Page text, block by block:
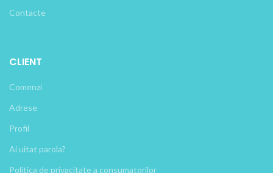
Contacte
CLIENT
Comenzi
Adrese
Profil
Ai uitat parola?
Politica de privacitate a consumatorilor